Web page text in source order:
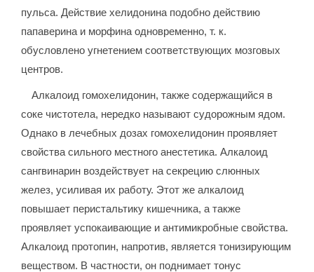
пульса. Действие хелидонина подобно действию
папаверина и морфина одновременно, т. к.
обусловлено угнетением соответствующих мозговых
центров.
Алкалоид гомохелидонин, также содержащийся в
соке чистотела, нередко называют судорожным ядом.
Однако в лечебных дозах гомохелидонин проявляет
свойства сильного местного анестетика. Алкалоид
сангвинарин воздействует на секрецию слюнных
желез, усиливая их работу. Этот же алкалоид
повышает перистальтику кишечника, а также
проявляет успокаивающие и антимикробные свойства.
Алкалоид протопин, напротив, является тонизирующим
веществом. В частности, он поднимает тонус